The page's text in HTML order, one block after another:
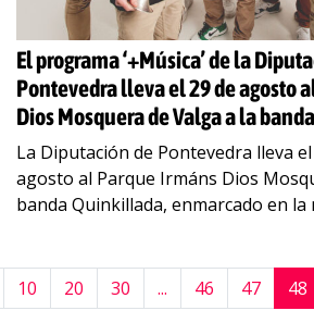
El programa ‘+Música’ de la
Pontevedra lleva el 29 de agosto
Dios Mosquera de Valga a la
La Diputación de Pontevedra lleva
agosto al Parque Irmáns Dios
banda Quinkillada, enmarcado en la
10 20 30 ... 46 47 48